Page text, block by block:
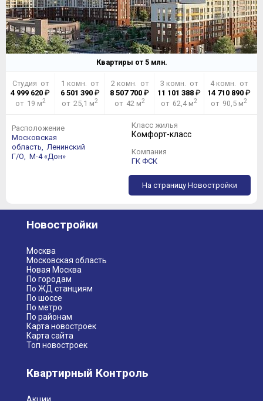
Квартиры от 5млн.
Студия от
4 999 620 ₽
от 19 м2
1 комн. от
6 501 390₽
от 25,1 м2
2 комн. от
8 507 700 ₽
от 42 м2
3 комн. от
11 101 388 ₽
от 62,4 м2
4 комн. от
14 710 890₽
от 90,5 м2
Расположение
Московская
область,
Ленинский
Г/О,
М-4 «Дон»
Класс жилья
Комфорт-класс
Компания
ГК ФСК
На страницу Новостройки
Новостройки
Москва
Московская область
Новая Москва
По городам
По ЖД станциям
По шоссе
По метро
По районам
Карта новостроек
Карта сайта
Топ новостроек
Квартирный Контроль